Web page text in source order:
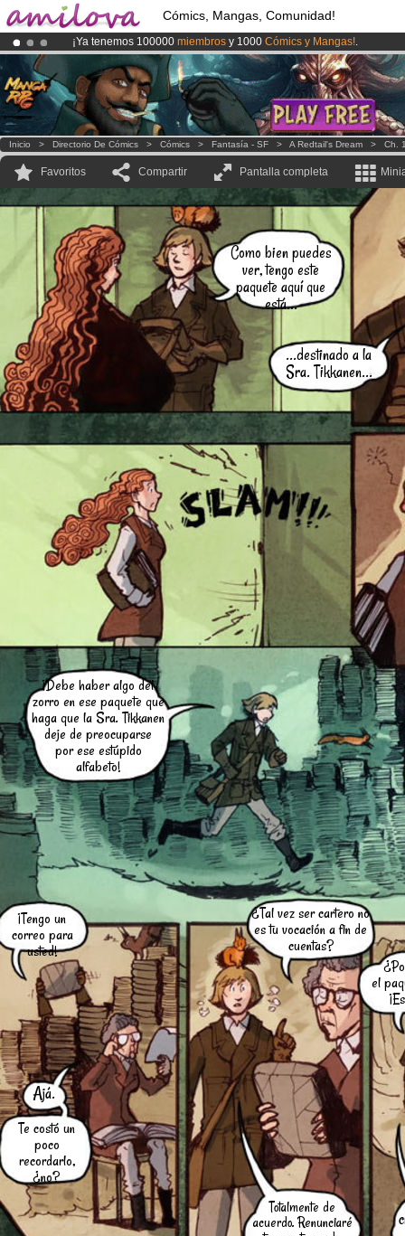
Cómics, Mangas, Comunidad!
¡Ya tenemos 100000 miembros y 1000 Cómics y Mangas!.
¡El Kickstarter Amilova está desormado lanzado!.
¡Conviertete en Premium por3.95 euros al mes!Hazte Premium ya
Inicio > Directorio De Cómics > Cómics > Fantasía - SF > A Redtail's Dream > Ch.
Favoritos Compartir Pantalla completa
Como bien puedes
ver, tengo este
paquete aquí que
está...
...destinado a la
Sra. Tikkanen...
¡Debe haber algo del
zorro en ese paquete que
haga que la Sra. Tikkanen
deje de preocuparse
por ese estúpido
alfabeto!
¡Tengo un
correo para
usted!
Ajá.
Te costó un
poco
recordarlo,
¿no?
¿Tal vez ser cartero no
es tu vocación a fin de
cuentas?
Totalmente de
acuerdo. Renunciaré
el